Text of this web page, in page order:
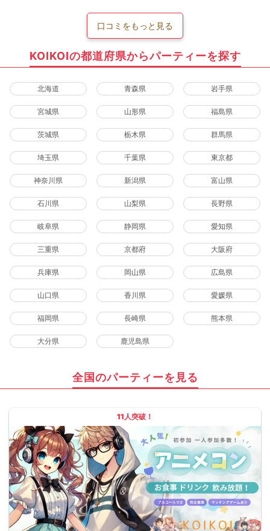
口コミをもっと見る
KOIKOIの都道府県からパーティーを探す
北海道 青森県 岩手県
宮城県 山形県 福島県
茨城県 栃木県 群馬県
埼玉県 千葉県 東京都
神奈川県 新潟県 富山県
石川県 山梨県 長野県
岐阜県 静岡県 愛知県
三重県 京都府 大阪府
兵庫県 岡山県 広島県
山口県 香川県 愛媛県
福岡県 長崎県 熊本県
大分県 鹿児島県
全国のパーティーを見る
11人突破！